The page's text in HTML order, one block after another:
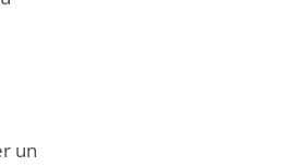
un